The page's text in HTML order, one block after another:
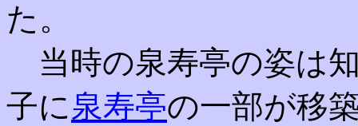
た。
当時の泉寿亭の姿は
子に泉寿亭の一部が移